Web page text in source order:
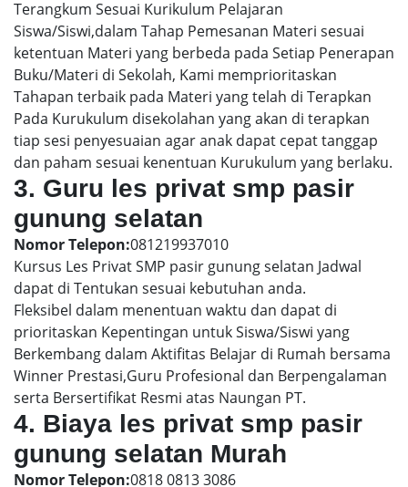
Terangkum Sesuai Kurikulum Pelajaran
Siswa/Siswi,dalam Tahap Pemesanan Materi sesuai
ketentuan Materi yang berbeda pada Setiap Penerapan
Buku/Materi di Sekolah, Kami memprioritaskan
Tahapan terbaik pada Materi yang telah di Terapkan
Pada Kurukulum disekolahan yang akan di terapkan
tiap sesi penyesuaian agar anak dapat cepat tanggap
dan paham sesuai kenentuan Kurukulum yang berlaku.
3. Guru les privat smp pasir
gunung selatan
Nomor Telepon:081219937010
Kursus Les Privat SMP pasir gunung selatan Jadwal
dapat di Tentukan sesuai kebutuhan anda.
Fleksibel dalam menentuan waktu dan dapat di
prioritaskan Kepentingan untuk Siswa/Siswi yang
Berkembang dalam Aktifitas Belajar di Rumah bersama
Winner Prestasi,Guru Profesional dan Berpengalaman
serta Bersertifikat Resmi atas Naungan PT.
4. Biaya les privat smp pasir
gunung selatan Murah
Nomor Telepon:0818 0813 3086